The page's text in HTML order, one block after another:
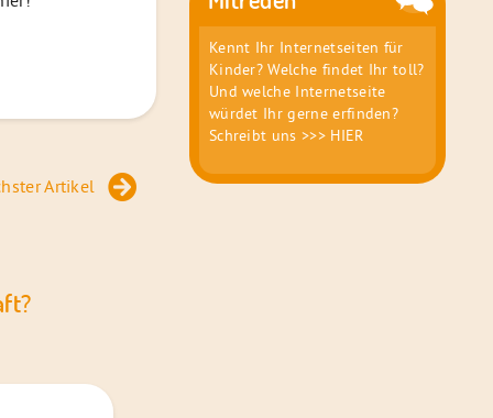
Artikel
Kennt Ihr Internetseiten für
Kinder? Welche findet Ihr toll?
Und welche Internetseite
würdet Ihr gerne erfinden?
Schreibt uns>>> HIER